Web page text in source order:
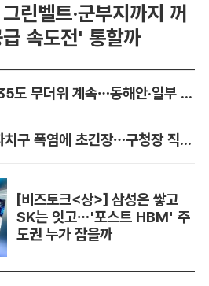
린벨트·군부지까지 꺼
속도전' 통할까
[오늘의 날씨] 전국 낮 35도 무더위 계속…동해안·일부 지역 비
쪽방촌·1인가구 밀집 자치구 폭염에 초긴장…구청장 직접 챙긴다
[비즈토크<상>] 삼성은 쌓고
SK는 잇고…'포스트 HBM' 주
도권 누가 잡을까